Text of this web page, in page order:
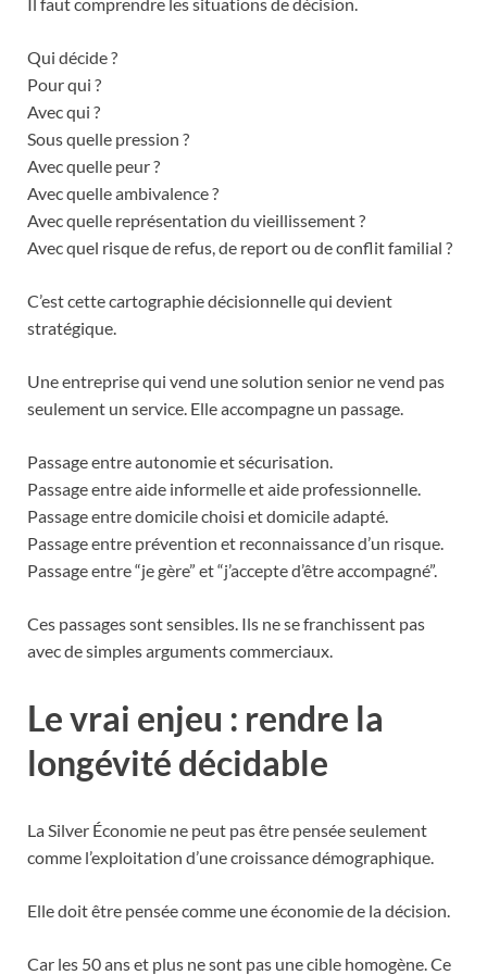
Qui décide ?
Pour qui ?
Avec qui ?
Sous quelle pression ?
Avec quelle peur ?
Avec quelle ambivalence ?
Avec quelle représentation du vieillissement ?
Avec quel risque de refus, de report ou de conflit familial ?
C’est cette cartographie décisionnelle qui devient
stratégique.
Une entreprise qui vend une solution senior ne vend pas
seulement un service. Elle accompagne un passage.
Passage entre autonomie et sécurisation.
Passage entre aide informelle et aide professionnelle.
Passage entre domicile choisi et domicile adapté.
Passage entre prévention et reconnaissance d’un risque.
Passage entre “je gère” et “j’accepte d’être accompagné”.
Ces passages sont sensibles. Ils ne se franchissent pas
avec de simples arguments commerciaux.
Le vrai enjeu : rendre la
longévité décidable
La Silver Économie ne peut pas être pensée seulement
comme l’exploitation d’une croissance démographique.
Elle doit être pensée comme une économie de la décision.
Car les 50 ans et plus ne sont pas une cible homogène. Ce